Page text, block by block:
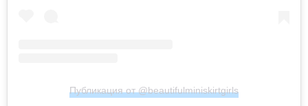
Публикация от @beautifulminiskirtgirls